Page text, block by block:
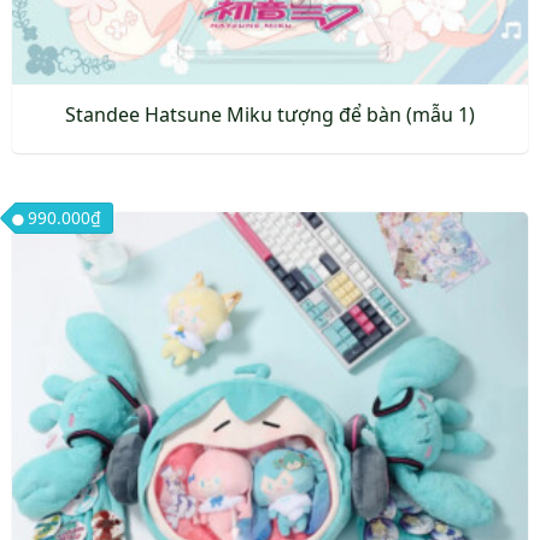
trang
sản
phẩm
Standee Hatsune Miku tượng để bàn (mẫu 1)
phẩm
này
Các
tùy
chọn
có
thể
990.000₫